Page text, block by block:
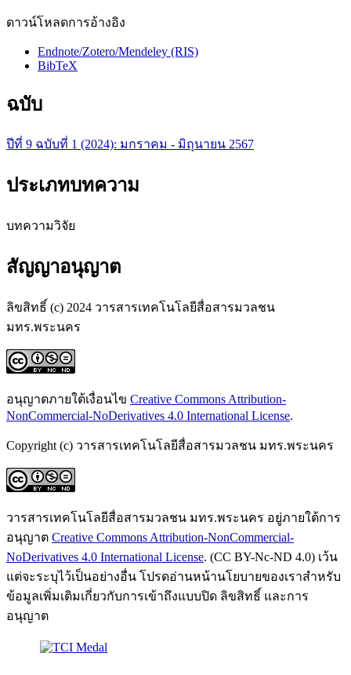
ดาวน์โหลดการอ้างอิง
Endnote/Zotero/Mendeley (RIS)
BibTeX
ฉบับ
ปีที่ 9 ฉบับที่ 1 (2024): มกราคม - มิถุนายน 2567
ประเภทบทความ
บทความวิจัย
สัญญาอนุญาต
ลิขสิทธิ์ (c) 2024 วารสารเทคโนโลยีสื่อสารมวลชน
มทร.พระนคร
อนุญาตภายใต้เงื่อนไข Creative Commons Attribution-
NonCommercial-NoDerivatives 4.0 International License.
Copyright (c) วารสารเทคโนโลยีสื่อสารมวลชน มทร.พระนคร
วารสารเทคโนโลยีสื่อสารมวลชน มทร.พระนคร อยู่ภายใต้การ
อนุญาต Creative Commons Attribution-NonCommercial-
NoDerivatives 4.0 International License. (CC BY-Nc-ND 4.0) เว้น
แต่จะระบุไว้เป็นอย่างอื่น โปรดอ่านหน้านโยบายของเราสำหรับ
ข้อมูลเพิ่มเติมเกี่ยวกับการเข้าถึงแบบปิด ลิขสิทธิ์ และการ
อนุญาต